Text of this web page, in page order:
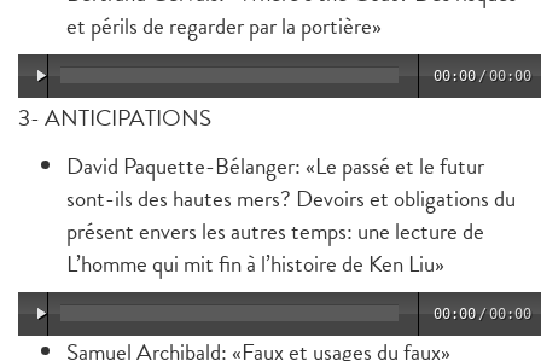
et périls de regarder par la portière»
00:00 /00:00
3- ANTICIPATIONS
David Paquette-Bélanger: «Le passé et le futur
sont-ils des hautes mers? Devoirs et obligations du
présent envers les autres temps: une lecture de
L’homme qui mit fin à l’histoire de Ken Liu»
00:00 /00:00
Samuel Archibald: «Faux et usages du faux»